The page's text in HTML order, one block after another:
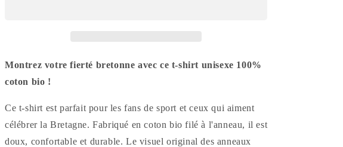
Montrez votre fierté bretonne avec ce t-shirt unisexe 100%
coton bio !
Ce t-shirt est parfait pour les fans de sport et ceux qui aiment
célébrer la Bretagne. Fabriqué en coton bio filé à l'anneau, il est
doux, confortable et durable. Le visuel original des anneaux